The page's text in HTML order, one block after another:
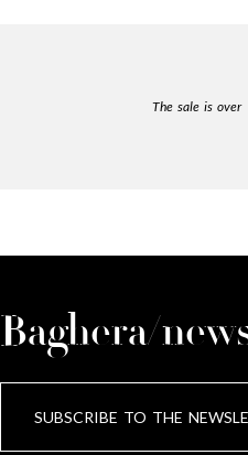
The sale is over
Baghera/
SUBSCRIBE TO THE